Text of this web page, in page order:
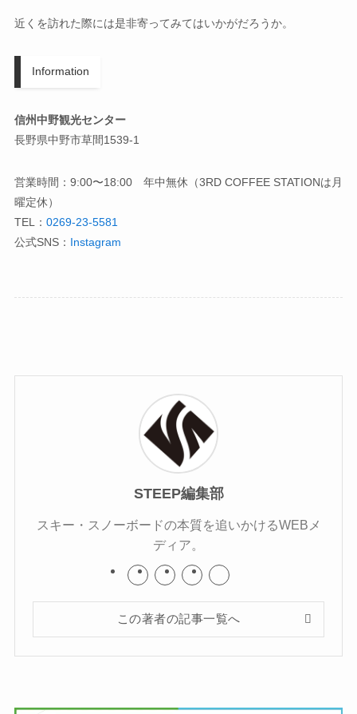
近くを訪れた際には是非寄ってみてはいかがだろうか。
Information
信州中野観光センター
長野県中野市草間1539-1
営業時間：9:00〜18:00 年中無休（3RD COFFEE STATIONは月
曜定休）
TEL： 0269-23-5581
公式SNS： Instagram
STEEP編集部
スキー・スノーボードの本質を追いかけるWEBメ
ディア。
この著者の記事一覧へ